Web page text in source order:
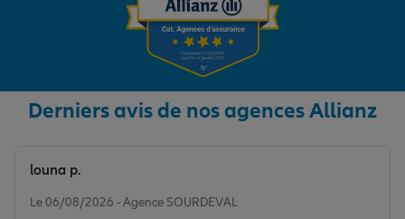
Derniers avis de nos agences Allianz
Le 06/08/2026 - Agence SOURDEVAL
louna p.